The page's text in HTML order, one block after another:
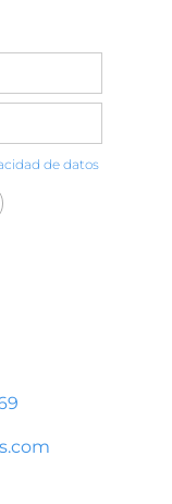
de datos